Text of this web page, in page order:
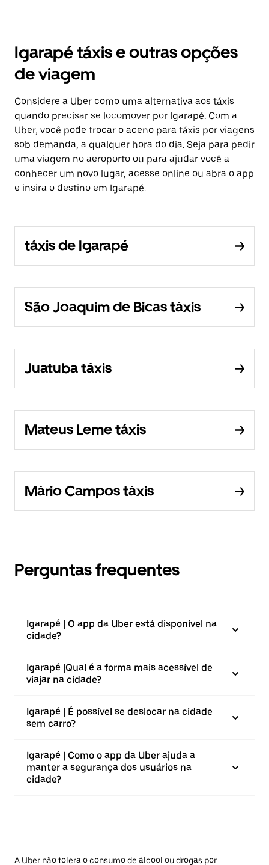
Igarapé táxis e outras opções
de viagem
Considere a Uber como uma alternativa aos táxis
quando precisar se locomover por Igarapé. Com a
Uber, você pode trocar o aceno para táxis por viagens
sob demanda, a qualquer hora do dia. Seja para pedir
uma viagem no aeroporto ou para ajudar você a
conhecer um novo lugar, acesse online ou abra o app
e insira o destino em Igarapé.
táxis de Igarapé
São Joaquim de Bicas táxis
Juatuba táxis
Mateus Leme táxis
Mário Campos táxis
Perguntas frequentes
Igarapé | O app da Uber está disponível na
cidade?
Igarapé |⁠Qual é a forma mais acessível de
viajar na cidade?
Igarapé | É possível se deslocar na cidade
sem carro?
Igarapé | Como o app da Uber ajuda a
manter a segurança dos usuários na
cidade?
A Uber não tolera o consumo de álcool ou drogas por